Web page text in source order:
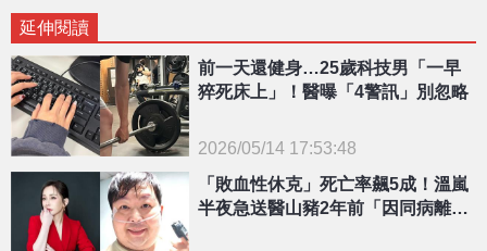
延伸閱讀
前一天還健身…25歲科技男「一早
猝死床上」！醫曝「4警訊」別忽略
2026/05/14 17:53:48
「敗血性休克」死亡率飆5成！溫嵐
半夜急送醫山豬2年前「因同病離